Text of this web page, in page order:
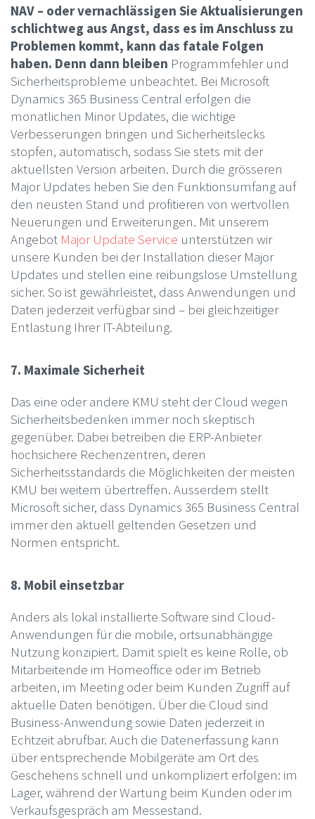
NAV – oder vernachlässigen Sie Aktualisierungen
schlichtweg aus Angst, dass es im Anschluss zu
Problemen kommt, kann das fatale Folgen
haben. Denn dann bleiben Programmfehler und
Sicherheitsprobleme unbeachtet. Bei Microsoft
Dynamics 365 Business Central erfolgen die
monatlichen Minor Updates, die wichtige
Verbesserungen bringen und Sicherheitslecks
stopfen, automatisch, sodass Sie stets mit der
aktuellsten Version arbeiten. Durch die grösseren
Major Updates heben Sie den Funktionsumfang auf
den neusten Stand und profitieren von wertvollen
Neuerungen und Erweiterungen. Mit unserem
Angebot Major Update Service unterstützen wir
unsere Kunden bei der Installation dieser Major
Updates und stellen eine reibungslose Umstellung
sicher. So ist gewährleistet, dass Anwendungen und
Daten jederzeit verfügbar sind – bei gleichzeitiger
Entlastung Ihrer IT-Abteilung.
7. Maximale Sicherheit
Das eine oder andere KMU steht der Cloud wegen
Sicherheitsbedenken immer noch skeptisch
gegenüber. Dabei betreiben die ERP-Anbieter
hochsichere Rechenzentren, deren
Sicherheitsstandards die Möglichkeiten der meisten
KMU bei weitem übertreffen. Ausserdem stellt
Microsoft sicher, dass Dynamics 365 Business Central
immer den aktuell geltenden Gesetzen und
Normen entspricht.
8. Mobil einsetzbar
Anders als lokal installierte Software sind Cloud-
Anwendungen für die mobile, ortsunabhängige
Nutzung konzipiert. Damit spielt es keine Rolle, ob
Mitarbeitende im Homeoffice oder im Betrieb
arbeiten, im Meeting oder beim Kunden Zugriff auf
aktuelle Daten benötigen. Über die Cloud sind
Business-Anwendung sowie Daten jederzeit in
Echtzeit abrufbar. Auch die Datenerfassung kann
über entsprechende Mobilgeräte am Ort des
Geschehens schnell und unkompliziert erfolgen: im
Lager, während der Wartung beim Kunden oder im
Verkaufsgespräch am Messestand.